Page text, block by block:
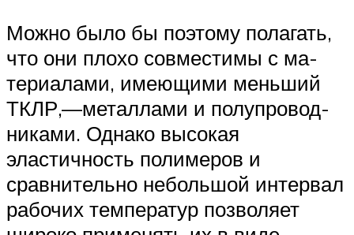
Мож­но было бы поэтому полагать,
что они плохо совместимы с ма­
териалами, имеющими меньший
ТКЛР,—металлами и полупровод­
никами. Однако высокая
эластичность полимеров и
сравнительно небольшой интервал
рабочих температур позволяет